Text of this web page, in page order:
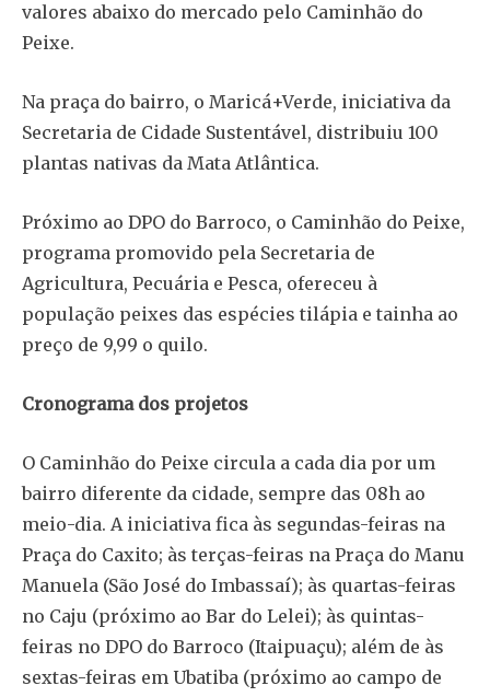
valores abaixo do mercado pelo Caminhão do
Peixe.
Na praça do bairro, o Maricá+Verde, iniciativa da
Secretaria de Cidade Sustentável, distribuiu 100
plantas nativas da Mata Atlântica.
Próximo ao DPO do Barroco, o Caminhão do Peixe,
programa promovido pela Secretaria de
Agricultura, Pecuária e Pesca, ofereceu à
população peixes das espécies tilápia e tainha ao
preço de 9,99 o quilo.
Cronograma dos projetos
O Caminhão do Peixe circula a cada dia por um
bairro diferente da cidade, sempre das 08h ao
meio-dia. A iniciativa fica às segundas-feiras na
Praça do Caxito; às terças-feiras na Praça do Manu
Manuela (São José do Imbassaí); às quartas-feiras
no Caju (próximo ao Bar do Lelei); às quintas-
feiras no DPO do Barroco (Itaipuaçu); além de às
sextas-feiras em Ubatiba (próximo ao campo de